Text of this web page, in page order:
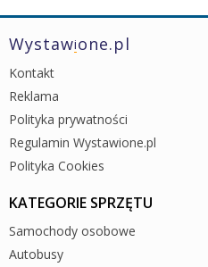
Wystawione.pl
Kontakt
Reklama
Polityka prywatności
Regulamin Wystawione.pl
Polityka Cookies
KATEGORIE SPRZĘTU
Samochody osobowe
Autobusy